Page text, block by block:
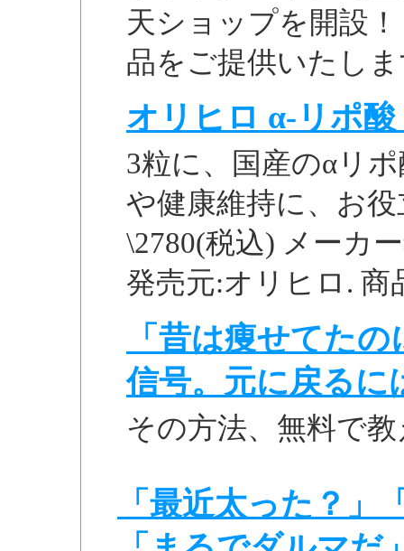
天ショップを開設
品をご提供いたし
オリヒロ α-リポ
3粒に、国産のαリ
や健康維持に、お
\2780(税込) メーカ
発売元:オリヒロ. 商
「昔は痩せてた
信号。元に戻るに
その方法、無料で
「最近太った？